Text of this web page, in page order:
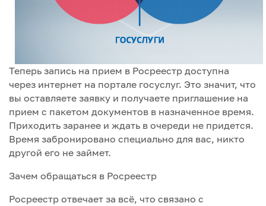
Теперь запись на прием в Росреестр доступна
через интернет на портале госуслуг. Это значит, что
вы оставляете заявку и получаете приглашение на
прием с пакетом документов в назначенное время.
Приходить заранее и ждать в очереди не придется.
Время забронировано специально для вас, никто
другой его не займет.
Зачем обращаться в Росреестр
Росреестр отвечает за всё, что связано с